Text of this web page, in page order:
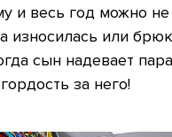
и весь год можно
износилась или
сын надевает
за него!